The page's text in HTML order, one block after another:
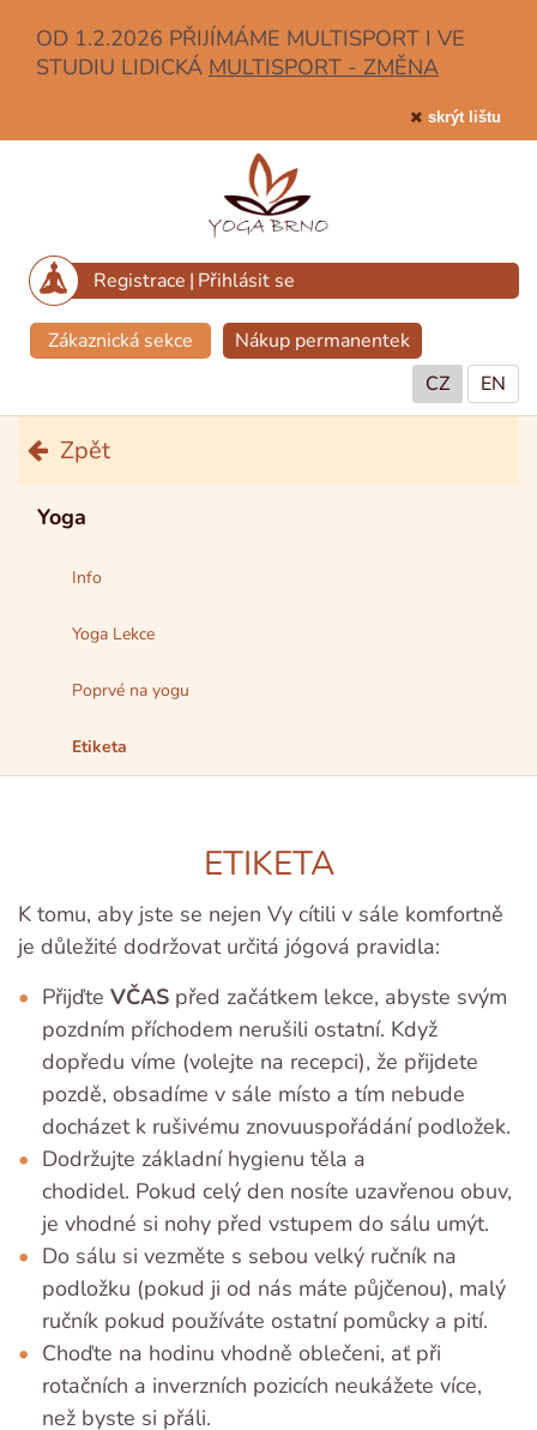
OD 1.2.2026 PŘIJÍMÁME MULTISPORT I VE
STUDIU LIDICKÁ MULTISPORT - ZMĚNA
skrýt lištu
Registrace | Přihlásit se
Zákaznická sekce
Nákup permanentek
CZ
EN
Zpět
Yoga
Info
Yoga Lekce
Poprvé na yogu
Etiketa
ETIKETA
K tomu, aby jste se nejen Vy cítili v sále komfortně
je důležité dodržovat určitá jógová pravidla:
Přijďte VČAS před začátkem lekce, abyste svým
pozdním příchodem nerušili ostatní. Když
dopředu víme (volejte na recepci), že přijdete
pozdě, obsadíme v sále místo a tím nebude
docházet k rušivému znovuuspořádání podložek.
Dodržujte základní hygienu těla a
chodidel. Pokud celý den nosíte uzavřenou obuv,
je vhodné si nohy před vstupem do sálu umýt.
Do sálu si vezměte s sebou velký ručník na
podložku (pokud ji od nás máte půjčenou), malý
ručník pokud používáte ostatní pomůcky a pití.
Choďte na hodinu vhodně oblečeni, ať při
rotačních a inverzních pozicích neukážete více,
než byste si přáli.